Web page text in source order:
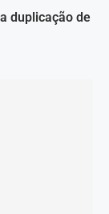
duplicação de